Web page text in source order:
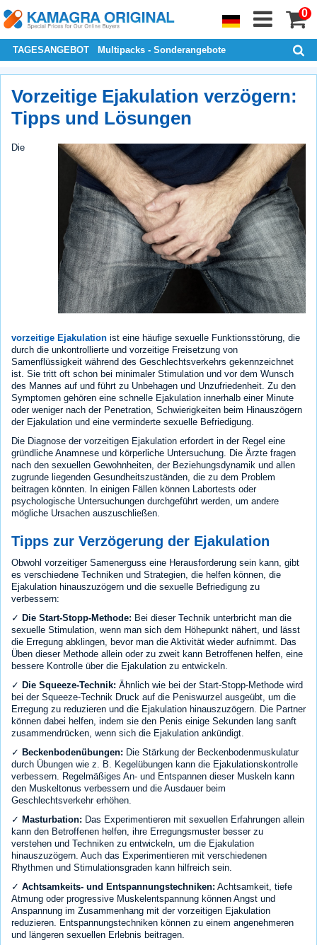
0
TAGESANGEBOT Multipacks - Sonderangebote
Vorzeitige Ejakulation verzögern:
Tipps und Lösungen
Die
vorzeitige Ejakulation ist eine häufige sexuelle Funktionsstörung, die
durch die unkontrollierte und vorzeitige Freisetzung von
Samenflüssigkeit während des Geschlechtsverkehrs gekennzeichnet
ist. Sie tritt oft schon bei minimaler Stimulation und vor dem Wunsch
des Mannes auf und führt zu Unbehagen und Unzufriedenheit. Zu den
Symptomen gehören eine schnelle Ejakulation innerhalb einer Minute
oder weniger nach der Penetration, Schwierigkeiten beim Hinauszögern
der Ejakulation und eine verminderte sexuelle Befriedigung.
Die Diagnose der vorzeitigen Ejakulation erfordert in der Regel eine
gründliche Anamnese und körperliche Untersuchung. Die Ärzte fragen
nach den sexuellen Gewohnheiten, der Beziehungsdynamik und allen
zugrunde liegenden Gesundheitszuständen, die zu dem Problem
beitragen könnten. In einigen Fällen können Labortests oder
psychologische Untersuchungen durchgeführt werden, um andere
mögliche Ursachen auszuschließen.
Tipps zur Verzögerung der Ejakulation
Obwohl vorzeitiger Samenerguss eine Herausforderung sein kann, gibt
es verschiedene Techniken und Strategien, die helfen können, die
Ejakulation hinauszuzögern und die sexuelle Befriedigung zu
verbessern:
✓ Die Start-Stopp-Methode: Bei dieser Technik unterbricht man die
sexuelle Stimulation, wenn man sich dem Höhepunkt nähert, und lässt
die Erregung abklingen, bevor man die Aktivität wieder aufnimmt. Das
Üben dieser Methode allein oder zu zweit kann Betroffenen helfen, eine
bessere Kontrolle über die Ejakulation zu entwickeln.
✓ Die Squeeze-Technik: Ähnlich wie bei der Start-Stopp-Methode wird
bei der Squeeze-Technik Druck auf die Peniswurzel ausgeübt, um die
Erregung zu reduzieren und die Ejakulation hinauszuzögern. Die Partner
können dabei helfen, indem sie den Penis einige Sekunden lang sanft
zusammendrücken, wenn sich die Ejakulation ankündigt.
✓ Beckenbodenübungen: Die Stärkung der Beckenbodenmuskulatur
durch Übungen wie z. B. Kegelübungen kann die Ejakulationskontrolle
verbessern. Regelmäßiges An- und Entspannen dieser Muskeln kann
den Muskeltonus verbessern und die Ausdauer beim
Geschlechtsverkehr erhöhen.
✓ Masturbation: Das Experimentieren mit sexuellen Erfahrungen allein
kann den Betroffenen helfen, ihre Erregungsmuster besser zu
verstehen und Techniken zu entwickeln, um die Ejakulation
hinauszuzögern. Auch das Experimentieren mit verschiedenen
Rhythmen und Stimulationsgraden kann hilfreich sein.
✓ Achtsamkeits- und Entspannungstechniken: Achtsamkeit, tiefe
Atmung oder progressive Muskelentspannung können Angst und
Anspannung im Zusammenhang mit der vorzeitigen Ejakulation
reduzieren. Entspannungstechniken können zu einem angenehmeren
und längeren sexuellen Erlebnis beitragen.